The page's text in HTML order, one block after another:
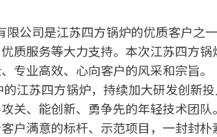
限公司是江苏四方锅炉的优质客户之
质服务等大力支持。本次江苏四方
专业高效、心向客户的风采和宗旨。
江苏四方锅炉，持续加大研发创新
关、能创新、勇争先的年轻技术团队
户满意的标杆、示范项目，一封封